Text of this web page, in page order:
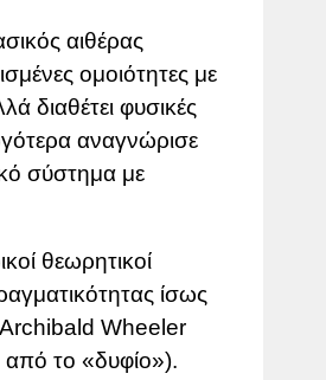
αιθέρας
ομοιότητες με
διαθέτει φυσικές
αναγνώρισε
σύστημα με
θεωρητικοί
ίσως
Wheeler
το «δυφίο»).